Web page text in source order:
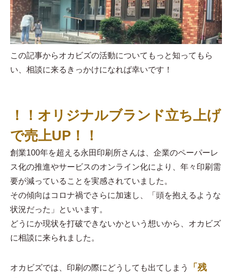
この記事からオカビズの活動についてもっと知ってもら
い、相談に来るきっかけになれば幸いです！
！！オリジナルブランド立ち上げ
で売上UP！！
創業100年を超える永田印刷所さんは、企業のペーパーレ
ス化の推進やサービスのオンライン化により、年々印刷需
要が減っていることを実感されていました。
その傾向はコロナ禍でさらに加速し、「頭を抱えるような
状況だった」といいます。
どうにか現状を打破できないかという想いから、オカビズ
に相談に来られました。
オカビズでは、印刷の際にどうしても出てしまう
「残